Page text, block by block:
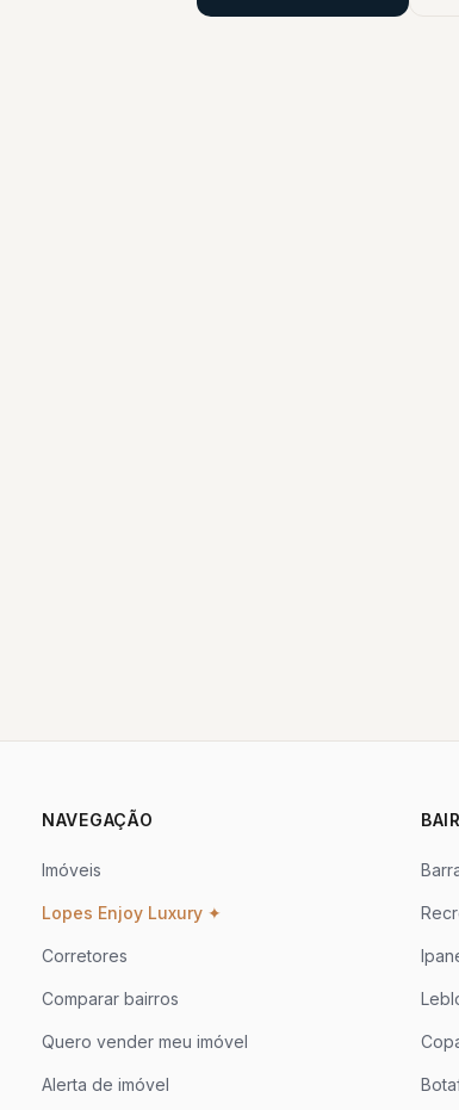
NAVEGAÇÃO
Imóveis
Lopes Enjoy Luxury ✦
Corretores
Comparar bairros
Quero vender meu imóvel
Alerta de imóvel